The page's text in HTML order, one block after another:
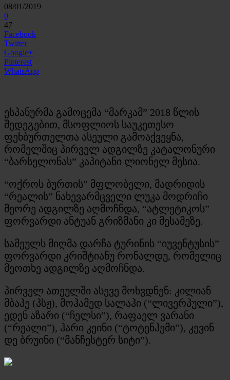
08/01/2019
0
47
Facebook
Twitter
Google+
Pinterest
WhatsApp
ესპანურმა გამოცემა “მარკამ” 2018 წლის
შედეგებით, მსოფლიოს საუკეთესო
ფეხბურთელთა ასეული გამოაქვეყნა,
რომელშიც პირველ ადგილზე კატალონური
“ბარსელონას” კაპიტანი ლიონელ მესია.
“ოქროს ბურთის” მფლობელი, მადრიდის
“რეალის” ნახევარმცველი ლუკა მოდრიჩი
მეორე ადგილზე აღმოჩნდა, “ატლეტიკოს”
ფორვარდი ანტუან გრიზმანი კი მესამეზე.
სამეულს მიღმა დარჩა ტურინის “იუვენტუსის”
ფორვარდი კრიშტიანუ რონალდუ, რომელიც
მეოთხე ადგილზე აღმოჩნდა.
პირველ ათეულში ასევე მოხვდნენ: კილიან
მბაპე (პსჟ), მოჰამედ სალაჰი (“ლივერპული”),
ედენ აზარი (“ჩელსი”), რაფაელ ვარანი
(“რეალი”), ჰარი კეინი (“ტოტენჰემი”), კევინ
დე ბრუინი (“მანჩესტერ სიტი”).